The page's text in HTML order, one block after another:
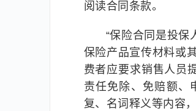
阅读合同条款。
“保险合同是投保
保险产品宣传材料或
费者应要求销售人员
责任免除、免赔额、
复、名词释义等内容